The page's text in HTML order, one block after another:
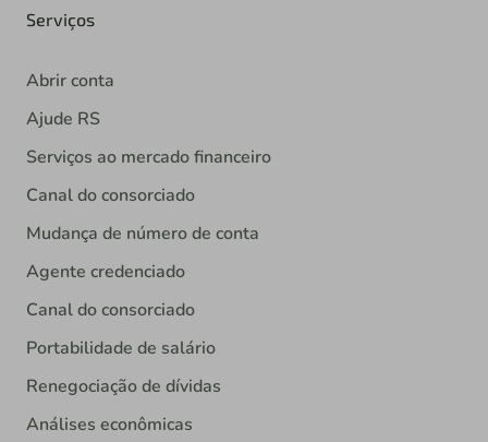
Serviços
Abrir conta
Ajude RS
Serviços ao mercado financeiro
Canal do consorciado
Mudança de número de conta
Agente credenciado
Canal do consorciado
Portabilidade de salário
Renegociação de dívidas
Análises econômicas